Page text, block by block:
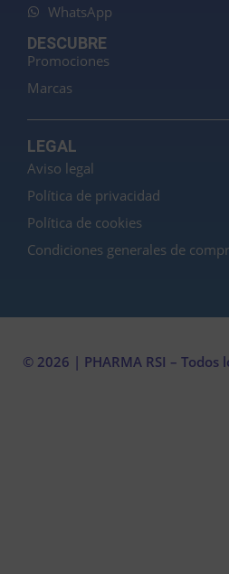
WhatsApp
DESCUBRE
Promociones
Marcas
LEGAL
Aviso legal
Política de privacidad
Política de cookies
Condiciones generales de
© 2026 | PHARMA RSI – Todos